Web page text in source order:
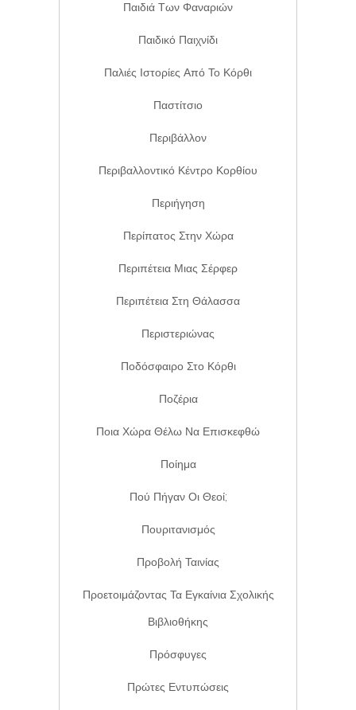
Παιδιά Των Φαναριών
Παιδικό Παιχνίδι
Παλιές Ιστορίες Από Το Κόρθι
Παστίτσιο
Περιβάλλον
Περιβαλλοντικό Κέντρο Κορθίου
Περιήγηση
Περίπατος Στην Χώρα
Περιπέτεια Μιας Σέρφερ
Περιπέτεια Στη Θάλασσα
Περιστεριώνας
Ποδόσφαιρο Στο Κόρθι
Ποζέρια
Ποια Χώρα Θέλω Να Επισκεφθώ
Ποίημα
Πού Πήγαν Οι Θεοί;
Πουριτανισμός
Προβολή Ταινίας
Προετοιμάζοντας Τα Εγκαίνια Σχολικής
Βιβλιοθήκης
Πρόσφυγες
Πρώτες Εντυπώσεις